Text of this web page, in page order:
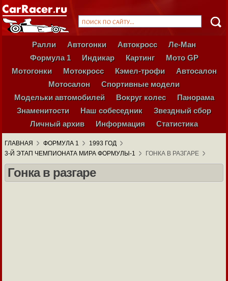
Ралли Автогонки Автокросс
Ле-Ман
Формула 1
Индикар Картинг
Мото GP
Мотогонки
Мотокросс Кэмел-трофи
Автосалон
Мотосалон
Спортивные модели
Модельки автомобилей
Вокруг колес
Панорама
Знаменитости
Наш собеседник
Звездный сбор
Личный архив
Информация Статистика
ГЛАВНАЯ ФОРМУЛА 1
1993 ГОД
3-Й ЭТАП ЧЕМПИОНАТА МИРА ФОРМУЛЫ-1
ГОНКА В РАЗГАРЕ
Гонка в разгаре